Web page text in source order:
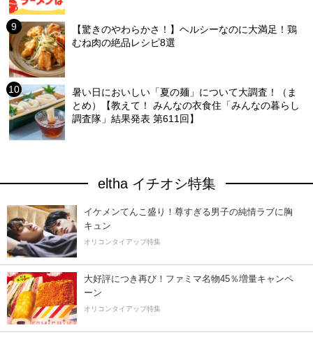
【驚きのやわらかさ！】ヘルシーなのに大満足！鶏
むね肉の絶品レシピ8選
暑い日においしい「夏の麺」について大調査！（ま
とめ）【教えて！ みんなの衣食住「みんなの暮らし
調査隊」結果発表 第611回】
eltha イチオシ特集
イケメンてんこ盛り！尊すぎる男子の純情ラブに胸
キュン
オリコンタイアップ特集
大好評につき再び！ファミマ名物45％増量キャンペ
ーン
オリコンタイアップ特集